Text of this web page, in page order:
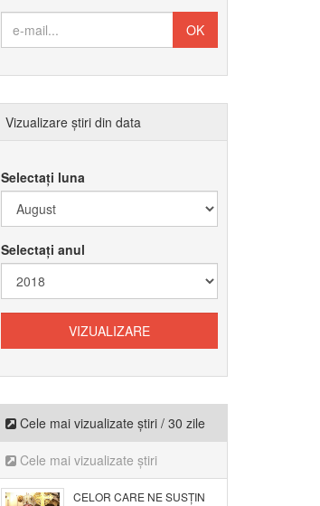
Vizualizare știri din data
Selectați luna
Selectați anul
Cele mai vizualizate știri / 30 zile
Cele mai vizualizate știri
CELOR CARE NE SUSȚIN